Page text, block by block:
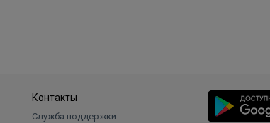
Контакты
Служба поддержки